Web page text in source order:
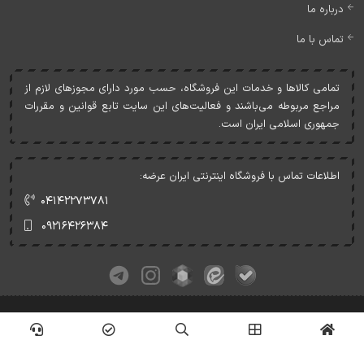
درباره ما
تماس با ما
تمامی کالاها و خدمات اين فروشگاه، حسب مورد دارای مجوزهای لازم از
مراجع مربوطه می‌باشند و فعاليت‌های اين سايت تابع قوانين و مقررات
جمهوری اسلامی ايران است.
اطلاعات تماس با فروشگاه اینترنتی ایران عرضه:
۰۴۱۴۲۲۷۳۷۸۱
۰۹۲۱۶۴۲۶۳۸۴